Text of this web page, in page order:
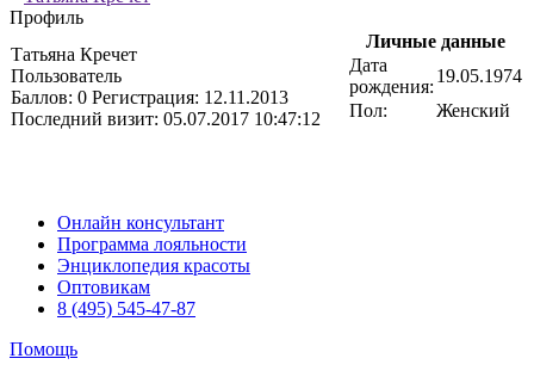
Профиль
Татьяна Кречет
Пользователь
Баллов: 0 Регистрация: 12.11.2013
Последний визит: 05.07.2017 10:47:12
Личные данные
Дата
рождения:
19.05.1974
Пол:
Женский
Онлайн консультант
Программа лояльности
Энциклопедия красоты
Оптовикам
8 (495) 545-47-87
Помощь